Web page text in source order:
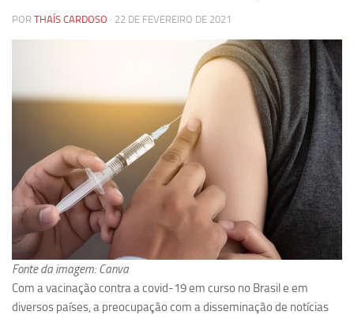
Carreira Docente de Impacto
Ciência, Arte, Educação e Sociedade: CienArtES
Grupo de Estudos Avançados em Tecnologia e Informação
em Saúde com foco em Populações Vulneráveis
(Confluencia)
Grupos de estudo encerrados
Grupos de Pesquisa
Criminologia Experimental e Segurança Pública
Direito e Tecnologia (Tech Law)
POR THAÍS CARDOSO · 22 DE FEVEREIRO DE 2021
Fonte da imagem: Canva
Com a vacinação contra a covid-19 em curso no Brasil e em
diversos países, a preocupação com a disseminação de notícias